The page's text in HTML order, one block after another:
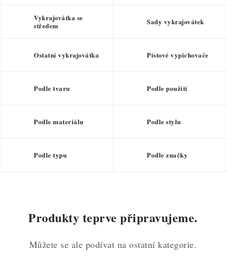
DÁRKOVÉ POUKAZY
TÉMATICKÉ PRODUKTY
Hodnocení obchodu
Moje objednávka
Podmínky ochrany osobních údajů
Vykrajovátka se
středem
Sady vykrajovátek
Ostatní vykrajovátka Pístové vypichovače
Podle tvaru Podle použití
Podle materiálu Podle stylu
Podle typu Podle značky
Produkty teprve připravujeme.
Můžete se ale podívat na ostatní kategorie.